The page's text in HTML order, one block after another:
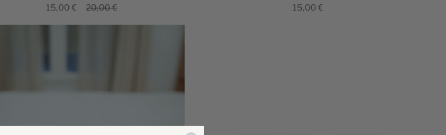
15,00 € 20,00 € 15,00 €